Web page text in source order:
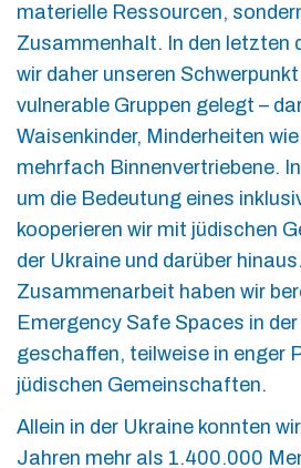
materielle Ressourcen,
Zusammenhalt. In den letzten
wir daher unseren
vulnerable Gruppen gelegt –
Waisenkinder, Minderheiten
mehrfach Binnenvertriebene.
um die Bedeutung eines
kooperieren wir mit jüdischen
der Ukraine und darüber
Zusammenarbeit haben wir
Emergency Safe Spaces in
geschaffen, teilweise in enger
jüdischen Gemeinschaften.
Allein in der Ukraine konnten
Jahren mehr als 1.400.000